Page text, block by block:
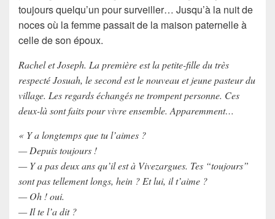
toujours quelqu’un poursurveiller… Jusqu’à la nuit de
noces où la femme passait de la maison paternelle à
celle de son époux.
Rachel et Joseph. La première est la petite-fille du très
respecté Josuah, le second est le nouveau et jeune pasteur du
village. Les regards échangés ne trompent personne. Ces
deux-là sont faits pour vivre ensemble. Apparemment…
« Y a longtemps que tu l’aimes ?
— Depuis toujours !
— Y a pas deux ans qu’il est à Vivezargues. Tes “toujours”
sont pas tellement longs, hein ? Et lui, il t’aime ?
— Oh ! oui.
— Il te l’a dit ?